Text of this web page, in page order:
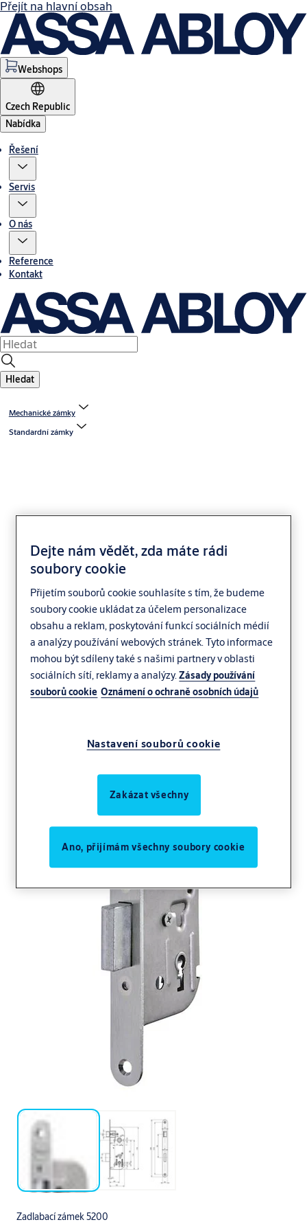
Přejít na hlavní obsah
Webshops
Czech Republic
Nabídka
Řešení
Servis
O nás
Reference
Kontakt
Hledat
Mechanické zámky
Standardní zámky
Yale 5200 zadlabací
zámek
Zadlabací zámek 5200
Dejte nám vědět, zda máte rádi
soubory cookie
Přijetím souborů cookie souhlasíte s tím, že budeme
soubory cookie ukládat za účelem personalizace
obsahu a reklam, poskytování funkcí sociálních médií
a analýzy používání webových stránek. Tyto informace
mohou být sdíleny také s našimi partnery v oblasti
sociálních sítí, reklamy a analýzy.Zásady používání
souborů cookie Oznámení o ochraně osobních údajů
Nastavení souborů cookie
Zakázat všechny
Ano, přijímám všechny soubory cookie